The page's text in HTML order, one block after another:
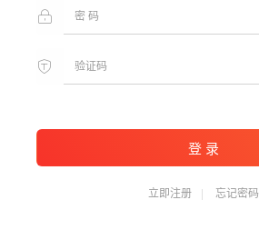
登 录
立即注册 忘记密码